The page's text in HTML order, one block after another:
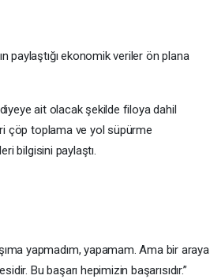
paylaştığı ekonomik veriler ön plana
ait olacak şekilde filoya dahil
çöp toplama ve yol süpürme
bilgisini paylaştı.
yapmadım, yapamam. Ama bir araya
Bu başarı hepimizin başarısıdır.”